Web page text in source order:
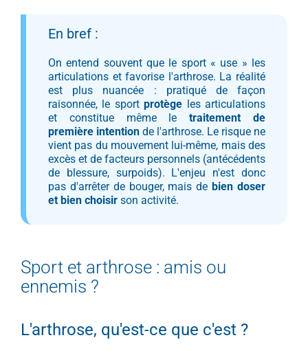
En bref :
On entend souvent que le sport « use » les
articulations et favorise l'arthrose. La réalité
est plus nuancée : pratiqué de façon
raisonnée, le sportprotège les articulations
et constitue même letraitement de
première intention de l'arthrose. Le risque ne
vient pas du mouvement lui-même, mais des
excès et de facteurs personnels (antécédents
de blessure, surpoids). L'enjeu n'est donc
pas d'arrêter de bouger, mais debien doser
et bien choisirson activité.
Sport et arthrose : amis ou
ennemis ?
L'arthrose, qu'est-ce que c'est ?